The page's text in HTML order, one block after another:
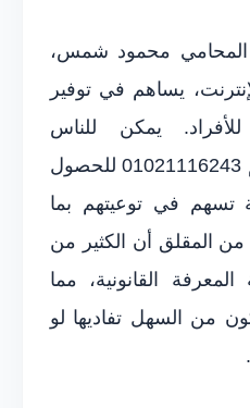
المحامي محمود شمس،
يساهم في توفير
يمكن للناس
التواصل من خلال الرقم 01021116243 للحصول
تسهم في توعيتهم بما
المقلق أن الكثير من
المعرفة القانونية، مما
من السهل تفاديها لو